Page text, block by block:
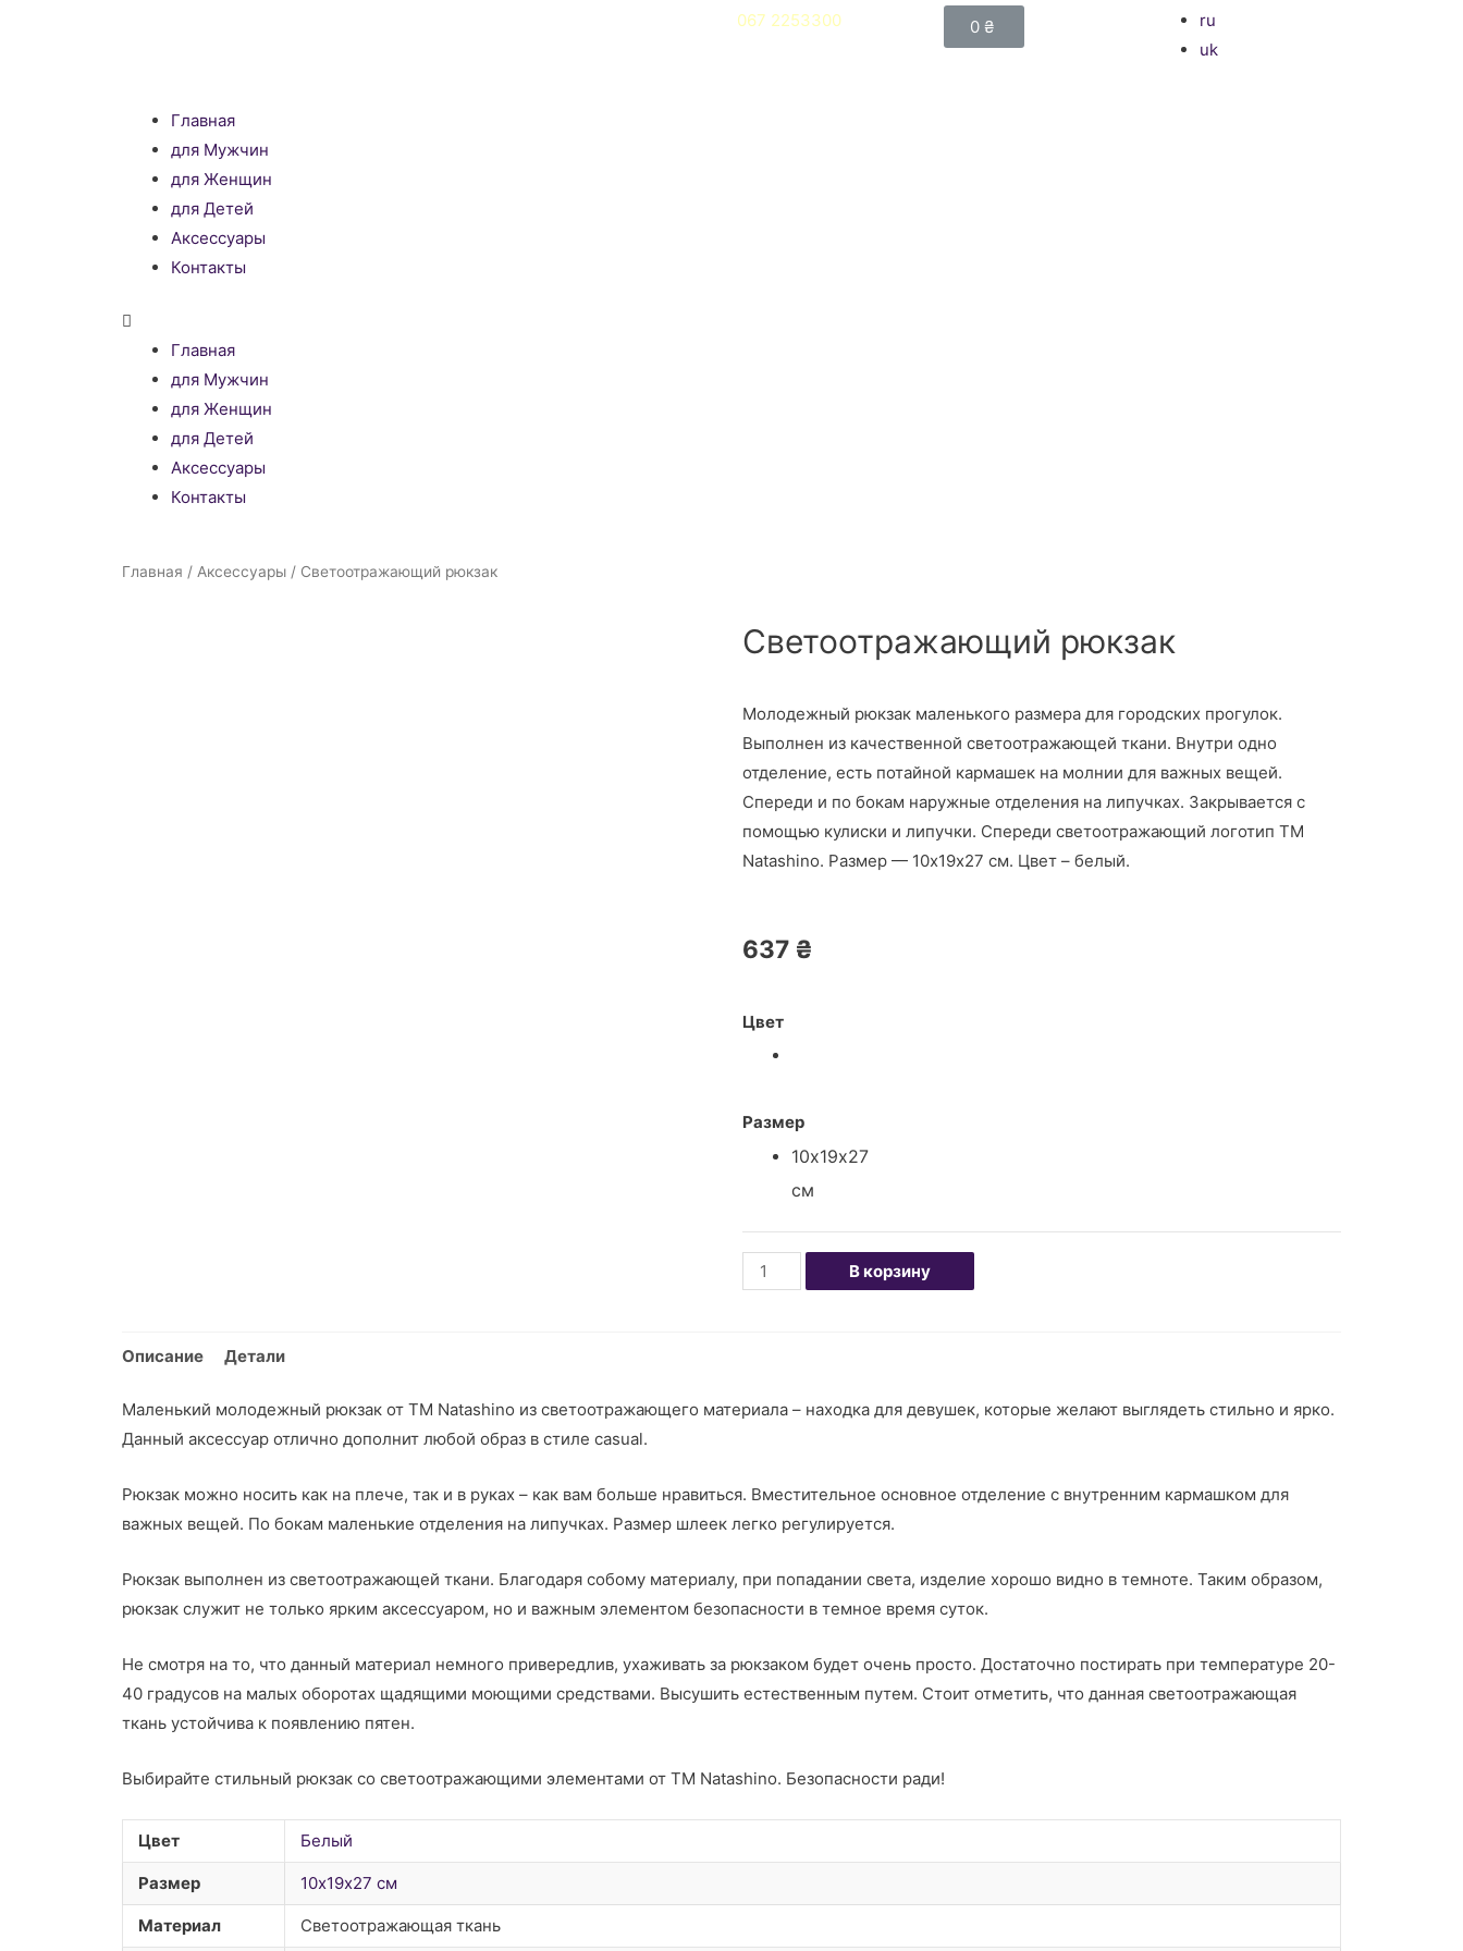
067 2253300 0 ₴
ru
uk
Главная
для Мужчин
для Женщин
для Детей
Аксессуары
Контакты
Главная
для Мужчин
для Женщин
для Детей
Аксессуары
Контакты
Главная / Аксессуары / Светоотражающий рюкзак
Светоотражающий рюкзак
Молодежный рюкзак маленького размера для городских прогулок.
Выполнен из качественной светоотражающей ткани. Внутри одно
отделение, есть потайной кармашек на молнии для важных вещей.
Спереди и по бокам наружные отделения на липучках. Закрывается с
помощью кулиски и липучки. Спереди светоотражающий логотип ТМ
Natashino. Размер — 10х19х27 см. Цвет – белый.
637 ₴
Цвет
Размер
10х19х27
см
В корзину
Описание Детали
Маленький молодежный рюкзак от ТМ Natashino из светоотражающего материала – находка для девушек, которые желают выглядеть стильно и ярко.
Данный аксессуар отлично дополнит любой образ в стиле casual.
Рюкзак можно носить как на плече, так и в руках – как вам больше нравиться. Вместительное основное отделение с внутренним кармашком для
важных вещей. По бокам маленькие отделения на липучках. Размер шлеек легко регулируется.
Рюкзак выполнен из светоотражающей ткани. Благодаря собому материалу, при попадании света, изделие хорошо видно в темноте. Таким образом,
рюкзак служит не только ярким аксессуаром, но и важным элементом безопасности в темное время суток.
Не смотря на то, что данный материал немного привередлив, ухаживать за рюкзаком будет очень просто. Достаточно постирать при температуре 20-
40 градусов на малых оборотах щадящими моющими средствами. Высушить естественным путем. Стоит отметить, что данная светоотражающая
ткань устойчива к появлению пятен.
Выбирайте стильный рюкзак со светоотражающими элементами от ТМ Natashino. Безопасности ради!
Цвет Белый
Размер 10х19х27 см
Материал Светоотражающая ткань